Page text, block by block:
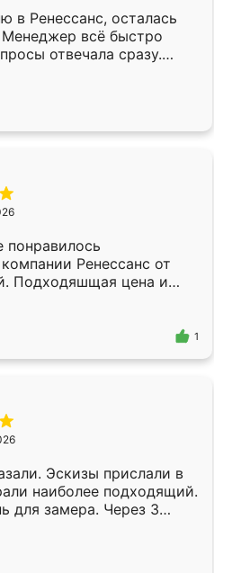
в Ренессанс, осталась
Менеджер всё быстро
отвечала сразу.
в субботу, подошёл к
Собрали
аккуратно, даже
понравилось
Ренессанс от
Подходяшщая цена и
Приехавший
Владислав
эскизу самый
1
Эскизы прислали в
наиболее подходящий.
для замера. Через 3
уже готова. Остались
Спасибо Ренессанс
работу!